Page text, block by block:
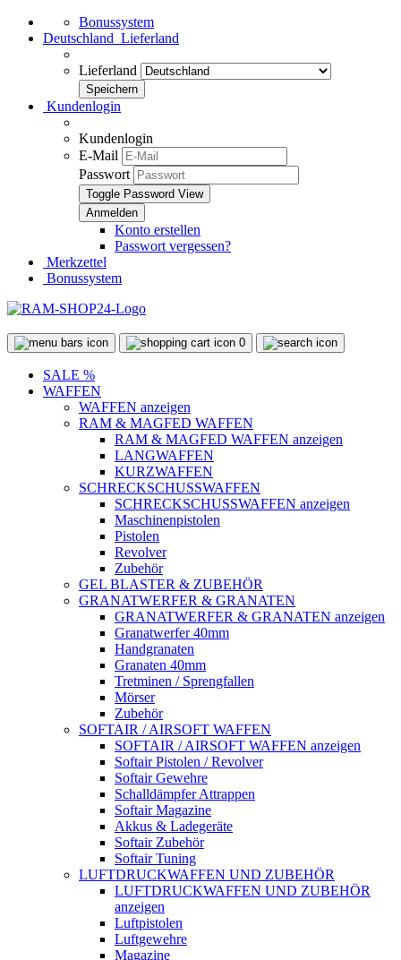
Bonussystem
Deutschland Lieferland
Lieferland
Kundenlogin
Kundenlogin
E-Mail
Passwort
Toggle Password View
Konto erstellen
Passwort vergessen?
Merkzettel
Bonussystem
0
SALE %
WAFFEN
WAFFEN anzeigen
RAM & MAGFED WAFFEN
RAM & MAGFED WAFFEN anzeigen
LANGWAFFEN
KURZWAFFEN
SCHRECKSCHUSSWAFFEN
SCHRECKSCHUSSWAFFEN anzeigen
Maschinenpistolen
Pistolen
Revolver
Zubehör
GEL BLASTER & ZUBEHÖR
GRANATWERFER & GRANATEN
GRANATWERFER & GRANATEN anzeigen
Granatwerfer 40mm
Handgranaten
Granaten 40mm
Tretminen / Sprengfallen
Mörser
Zubehör
SOFTAIR / AIRSOFT WAFFEN
SOFTAIR / AIRSOFT WAFFEN anzeigen
Softair Pistolen / Revolver
Softair Gewehre
Schalldämpfer Attrappen
Softair Magazine
Akkus & Ladegeräte
Softair Zubehör
Softair Tuning
LUFTDRUCKWAFFEN UND ZUBEHÖR
LUFTDRUCKWAFFEN UND ZUBEHÖR
anzeigen
Luftpistolen
Luftgewehre
Magazine